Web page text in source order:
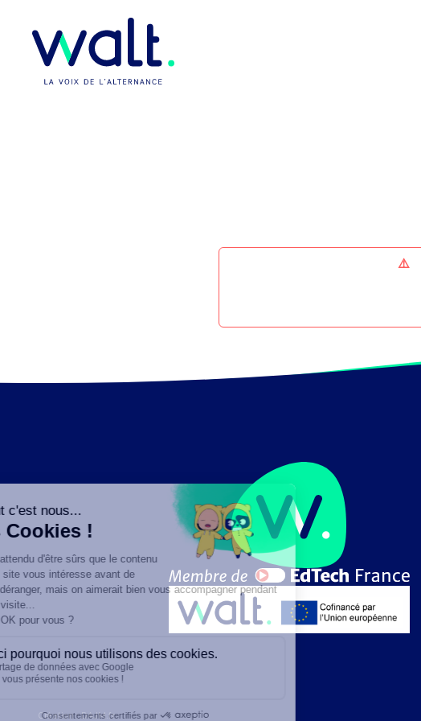
Création :DAJM.fr